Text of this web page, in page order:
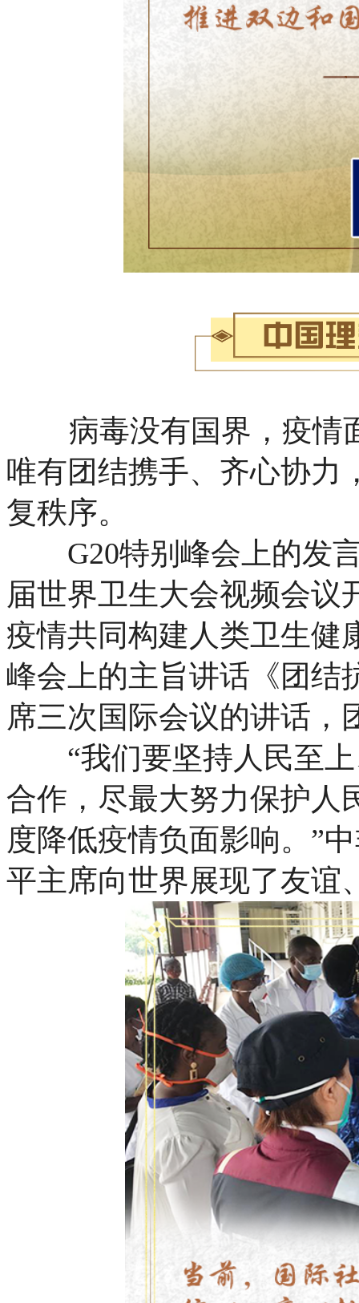
病毒没有国界，疫情
唯有团结携手、齐心协力
复秩序。
G20特别峰会上的发言
届世界卫生大会视频会议
疫情共同构建人类卫生健
峰会上的主旨讲话《团结
席三次国际会议的讲话，
“我们要坚持人民至上
合作，尽最大努力保护人
度降低疫情负面影响。”
平主席向世界展现了友谊